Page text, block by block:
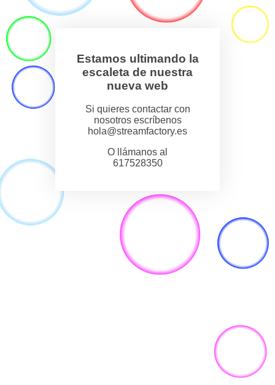
Estamos ultimando la
escaleta de nuestra
nueva web
Si quieres contactar con
nosotros escríbenos
hola@streamfactory.es
O llámanos al
617528350